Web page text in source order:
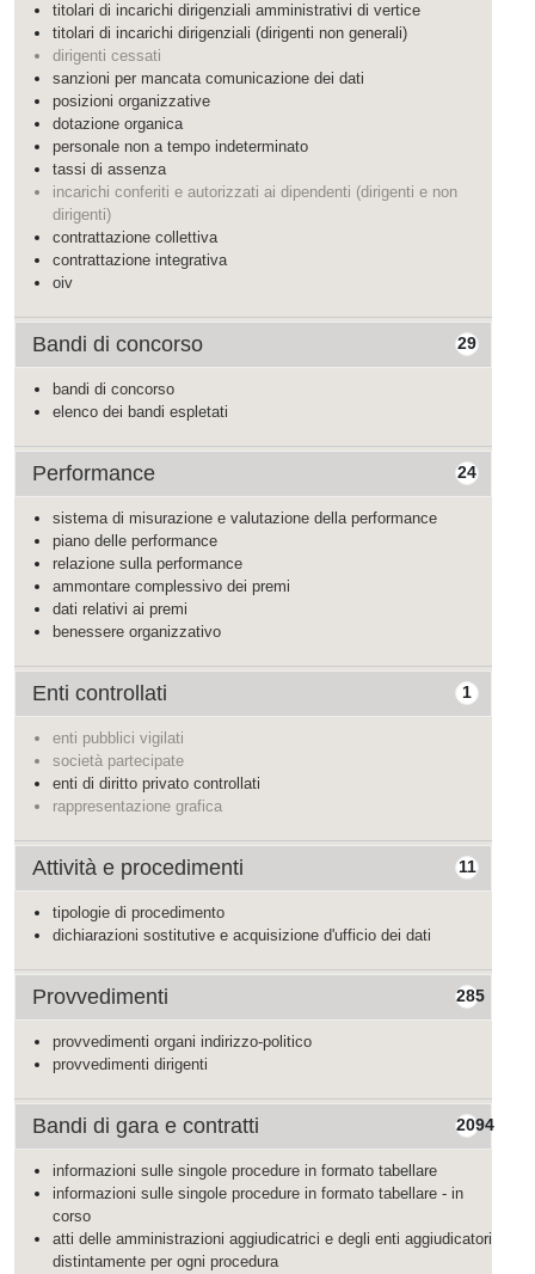
titolari di incarichi dirigenziali amministrativi di vertice
titolari di incarichi dirigenziali (dirigenti non generali)
dirigenti cessati
sanzioni per mancata comunicazione dei dati
posizioni organizzative
dotazione organica
personale non a tempo indeterminato
tassi di assenza
incarichi conferiti e autorizzati ai dipendenti (dirigenti e non
dirigenti)
contrattazione collettiva
contrattazione integrativa
oiv
29
Bandi di concorso
bandi di concorso
elenco dei bandi espletati
24
Performance
sistema di misurazione e valutazione della performance
piano delle performance
relazione sulla performance
ammontare complessivo dei premi
dati relativi ai premi
benessere organizzativo
1
Enti controllati
enti pubblici vigilati
società partecipate
enti di diritto privato controllati
rappresentazione grafica
11
Attività e procedimenti
tipologie di procedimento
dichiarazioni sostitutive e acquisizione d'ufficio dei dati
285
Provvedimenti
provvedimenti organi indirizzo-politico
provvedimenti dirigenti
2094
Bandi di gara e contratti
informazioni sulle singole procedure in formato tabellare
informazioni sulle singole procedure in formato tabellare - in
corso
atti delle amministrazioni aggiudicatrici e degli enti aggiudicatori
distintamente per ogni procedura